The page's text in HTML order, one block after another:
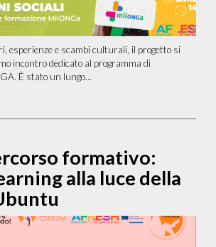
esperienze e scambi culturali, il progetto si
incontro dedicato al programma di
È stato un lungo...
formativo:
alla luce della